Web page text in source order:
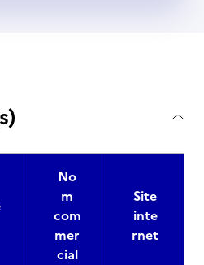
No
m
com
mer
cial
Site
inte
rnet